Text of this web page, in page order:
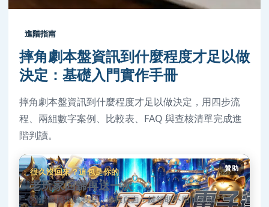
進階指南
摔角劇本盤資訊到什麼程度才足以做
決定：基礎入門實作手冊
摔角劇本盤資訊到什麼程度才足以做決定，用四步流
程、兩組數字案例、比較表、FAQ 與查核清單完成進
階判讀。
贊助
很久沒回來？這包是你的
老玩家回歸再送一次
回鍋會員專屬彩金，優惠頁面一鍵領取不用問客服。